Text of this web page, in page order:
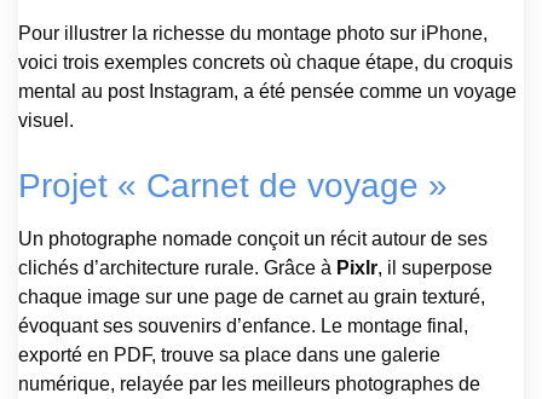
Pour illustrer la richesse du montage photo sur iPhone,
voici trois exemples concrets où chaque étape, du croquis
mental au post Instagram, a été pensée comme un voyage
visuel.
Projet « Carnet de voyage »
Un photographe nomade conçoit un récit autour de ses
clichés d’architecture rurale. Grâce à Pixlr, il superpose
chaque image sur une page de carnet au grain texturé,
évoquant ses souvenirs d’enfance. Le montage final,
exporté en PDF, trouve sa place dans une galerie
numérique, relayée par les meilleurs photographes de